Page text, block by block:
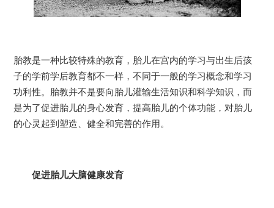
胎教是一种比较特殊的教育，胎儿在宫内的学习与出生后孩
子的学前学后教育都不一样，不同于一般的学习概念和学习
功利性。胎教并不是要向胎儿灌输生活知识和科学知识，而
是为了促进胎儿的身心发育，提高胎儿的个体功能，对胎儿
的心灵起到塑造、健全和完善的作用。
促进胎儿大脑健康发育